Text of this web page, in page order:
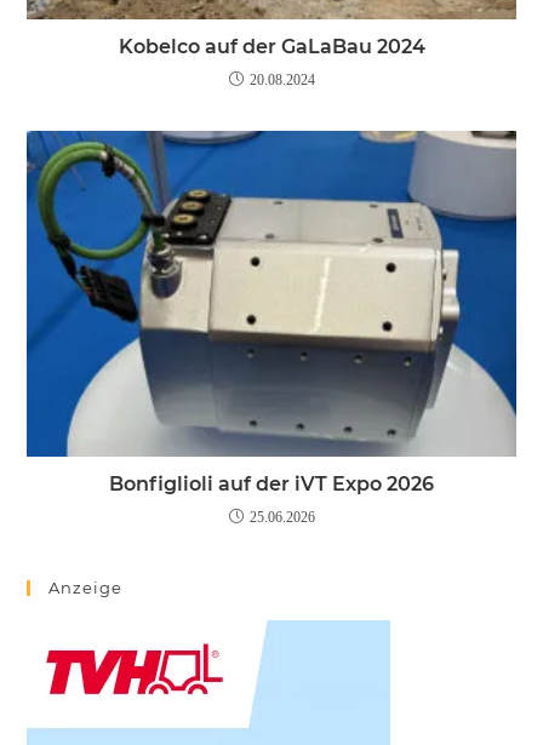
Kobelco auf der GaLaBau 2024
20.08.2024
Bonfiglioli auf der iVT Expo 2026
25.06.2026
Anzeige